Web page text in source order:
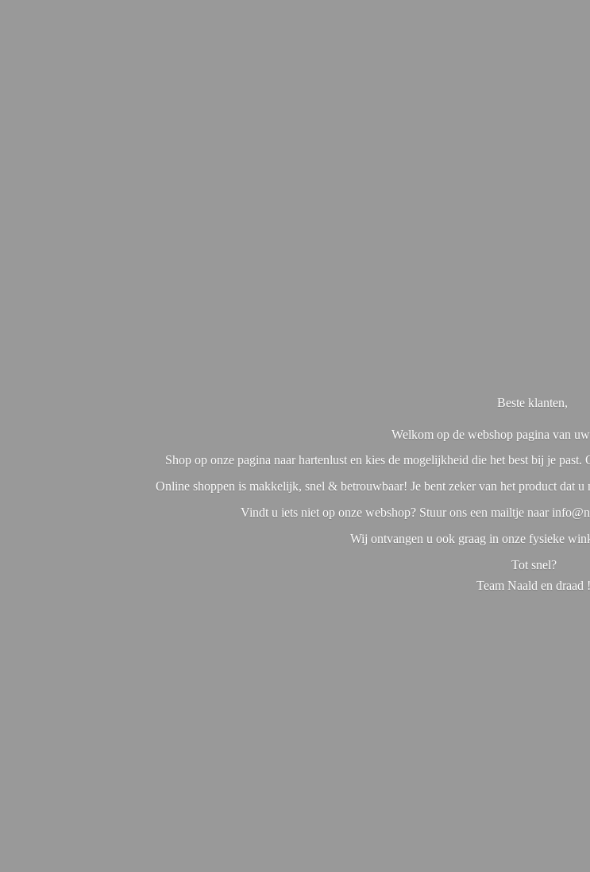
Beste klanten,
Welkom op de webshop pagina van
Shop op onze pagina naar hartenlust en kies de mogelijkheid die het best bij je
Online shoppen is makkelijk, snel & betrouwbaar! Je bent zeker van het product dat
Vindt u iets niet op onze webshop? Stuur ons een mailtje naar
Wij ontvangen u ook graag in onze fysieke
Tot snel?
Team Naald en draad !